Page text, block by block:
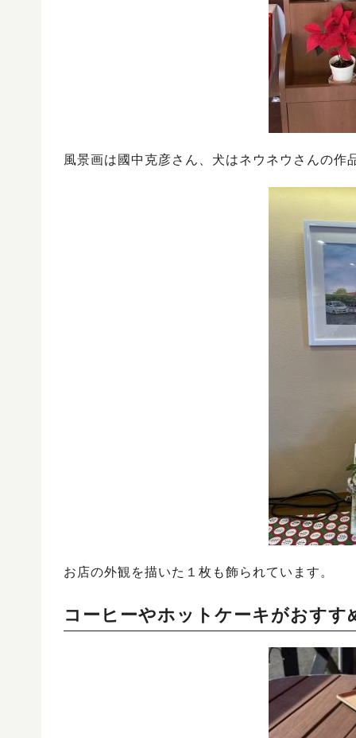
風景画は國中克彦さん、犬はネウネウさんの作
お店の外観を描いた１枚も飾られています。
コーヒーやホットケーキがおすす